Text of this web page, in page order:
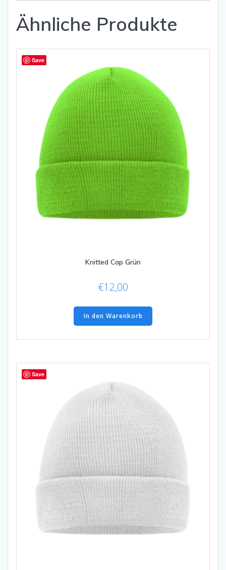
Ähnliche Produkte
Save
Knitted Cap Grün
€12,00
In den Warenkorb
Save